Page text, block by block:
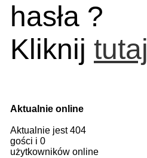
hasła ?
Kliknij tutaj
Aktualnie online
Aktualnie jest 404
gości i 0
użytkowników online